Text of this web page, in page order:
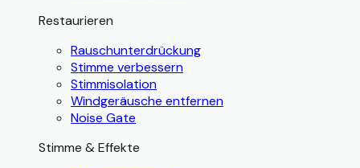
Restaurieren
Rauschunterdrückung
Stimme verbessern
Stimmisolation
Windgeräusche entfernen
Noise Gate
Stimme & Effekte